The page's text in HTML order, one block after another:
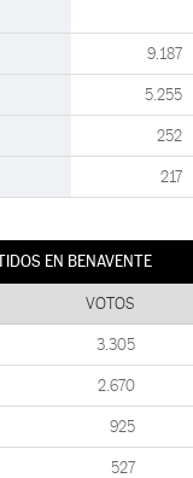
9.187
5.255
252
217
EN BENAVENTE
VOTOS
3.305
2.670
925
527